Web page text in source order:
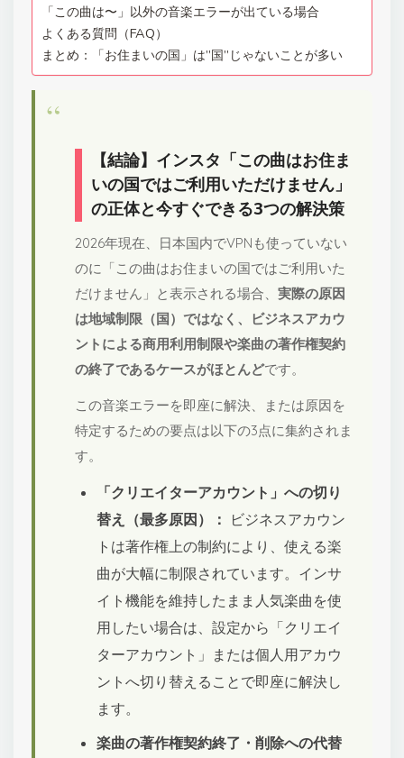
「この曲は〜」以外の音楽エラーが出ている場合
よくある質問（FAQ）
まとめ：「お住まいの国」は”国”じゃないことが多い
【結論】インスタ「この曲はお住ま
いの国ではご利用いただけません」
の正体と今すぐできる3つの解決策
2026年現在、日本国内でVPNも使っていない
のに「この曲はお住まいの国ではご利用いた
だけません」と表示される場合、 実際の原因
は地域制限（国）ではなく、ビジネスアカウ
ントによる商用利用制限や楽曲の著作権契約
の終了であるケースがほとんどです。
この音楽エラーを即座に解決、または原因を
特定するための要点は以下の3点に集約されま
す。
「クリエイターアカウント」への切り
替え（最多原因）： ビジネスアカウン
トは著作権上の制約により、使える楽
曲が大幅に制限されています。インサ
イト機能を維持したまま人気楽曲を使
用したい場合は、設定から「クリエイ
ターアカウント」または個人用アカウ
ントへ切り替えることで即座に解決し
ます。
楽曲の著作権契約終了・削除への代替